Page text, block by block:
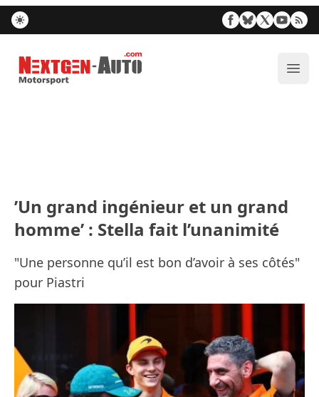
Nextgen-Auto.com
’Un grand ingénieur et un grand
homme’ : Stella fait l’unanimité
"Une personne qu’il est bon d’avoir à ses côtés"
pour Piastri